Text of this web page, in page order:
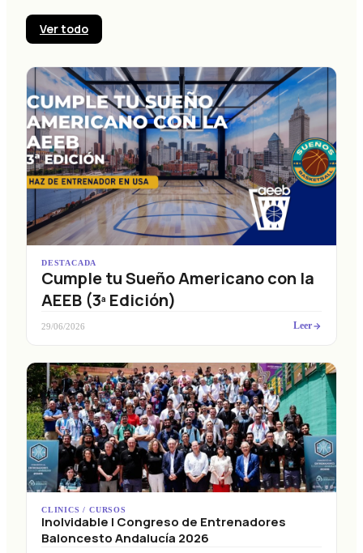
Ver todo
DESTACADA
Cumple tu Sueño Americano con la
AEEB (3ª Edición)
29/06/2026 Leer
CLINICS / CURSOS
Inolvidable I Congreso de Entrenadores
Baloncesto Andalucía 2026